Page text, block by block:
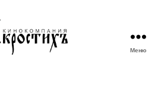
Меню